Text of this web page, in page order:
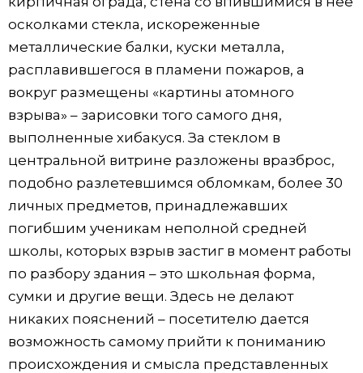
осколками стекла, искореженные
металлические балки, куски металла,
расплавившегося в пламени пожаров, а
вокруг размещены «картины атомного
взрыва» – зарисовки того самого дня,
выполненные хибакуся. За стеклом в
центральной витрине разложены вразброс,
подобно разлетевшимся обломкам, более 30
личных предметов, принадлежавших
погибшим ученикам неполной средней
школы, которых взрыв застиг в момент работы
по разбору здания – это школьная форма,
сумки и другие вещи. Здесь не делают
никаких пояснений – посетителю дается
возможность самому прийти к пониманию
происхождения и смысла представленных